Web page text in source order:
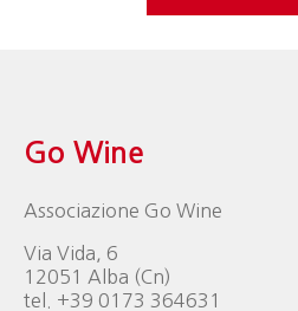
Go Wine
Associazione Go Wine
Via Vida, 6
12051 Alba (Cn)
tel. +39 0173 364631